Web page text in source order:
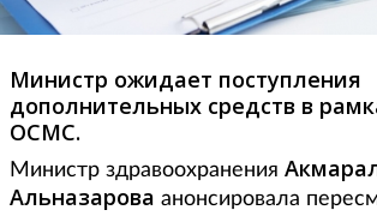
Министр ожидает поступления
дополнительных средств в
ОСМС.
Министр здравоохранения
Альназарова анонсировала